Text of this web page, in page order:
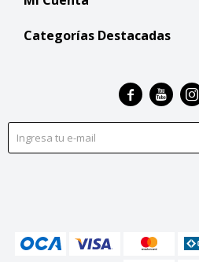
Categorías Destacadas
  